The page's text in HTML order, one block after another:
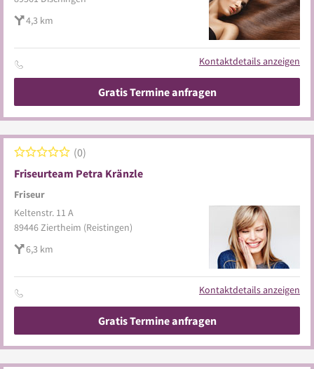
4,3 km
Kontaktdetails anzeigen
Gratis Termine anfragen
Friseurteam Petra Kränzle
Friseur
0
Keltenstr. 11 A
89446Ziertheim (Reistingen)
6,3 km
Kontaktdetails anzeigen
Gratis Termine anfragen